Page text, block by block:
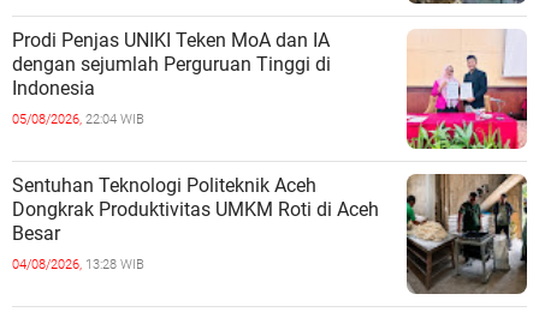
Prodi Penjas UNIKI Teken MoA dan IA
dengan sejumlah Perguruan Tinggi di
Indonesia
05/08/2026, 22:04 WIB
Sentuhan Teknologi Politeknik Aceh
Dongkrak Produktivitas UMKM Roti di Aceh
Besar
04/08/2026, 13:28 WIB